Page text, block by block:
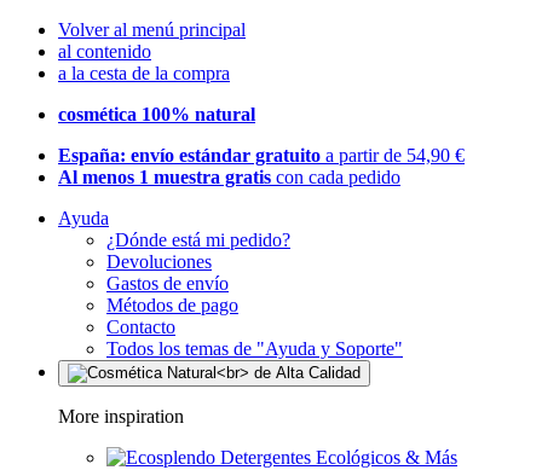
Volver al menú principal
al contenido
a la cesta de la compra
cosmética 100% natural
España: envío estándar gratuito a partir de 54,90 €
Al menos 1 muestra gratis con cada pedido
Ayuda
¿Dónde está mi pedido?
Devoluciones
Gastos de envío
Métodos de pago
Contacto
Todos los temas de "Ayuda y Soporte"
More inspiration
Detergentes Ecológicos & Más